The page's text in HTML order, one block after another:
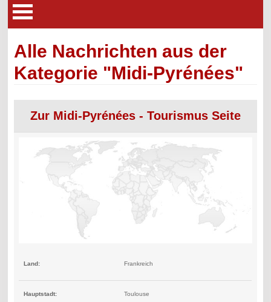
Alle Nachrichten aus der
Kategorie "Midi-Pyrénées"
Zur Midi-Pyrénées - Tourismus Seite
Land: Frankreich
Hauptstadt: Toulouse